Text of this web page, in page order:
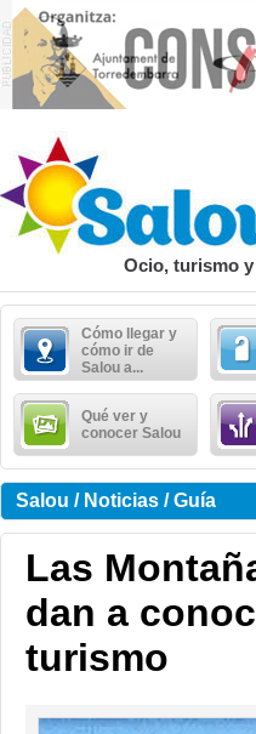
Ocio, turismo
Cómo llegar y
cómo ir de
Salou a...
Qué ver y
conocer Salou
Salou / Noticias / Guía
Las
dan a
turismo